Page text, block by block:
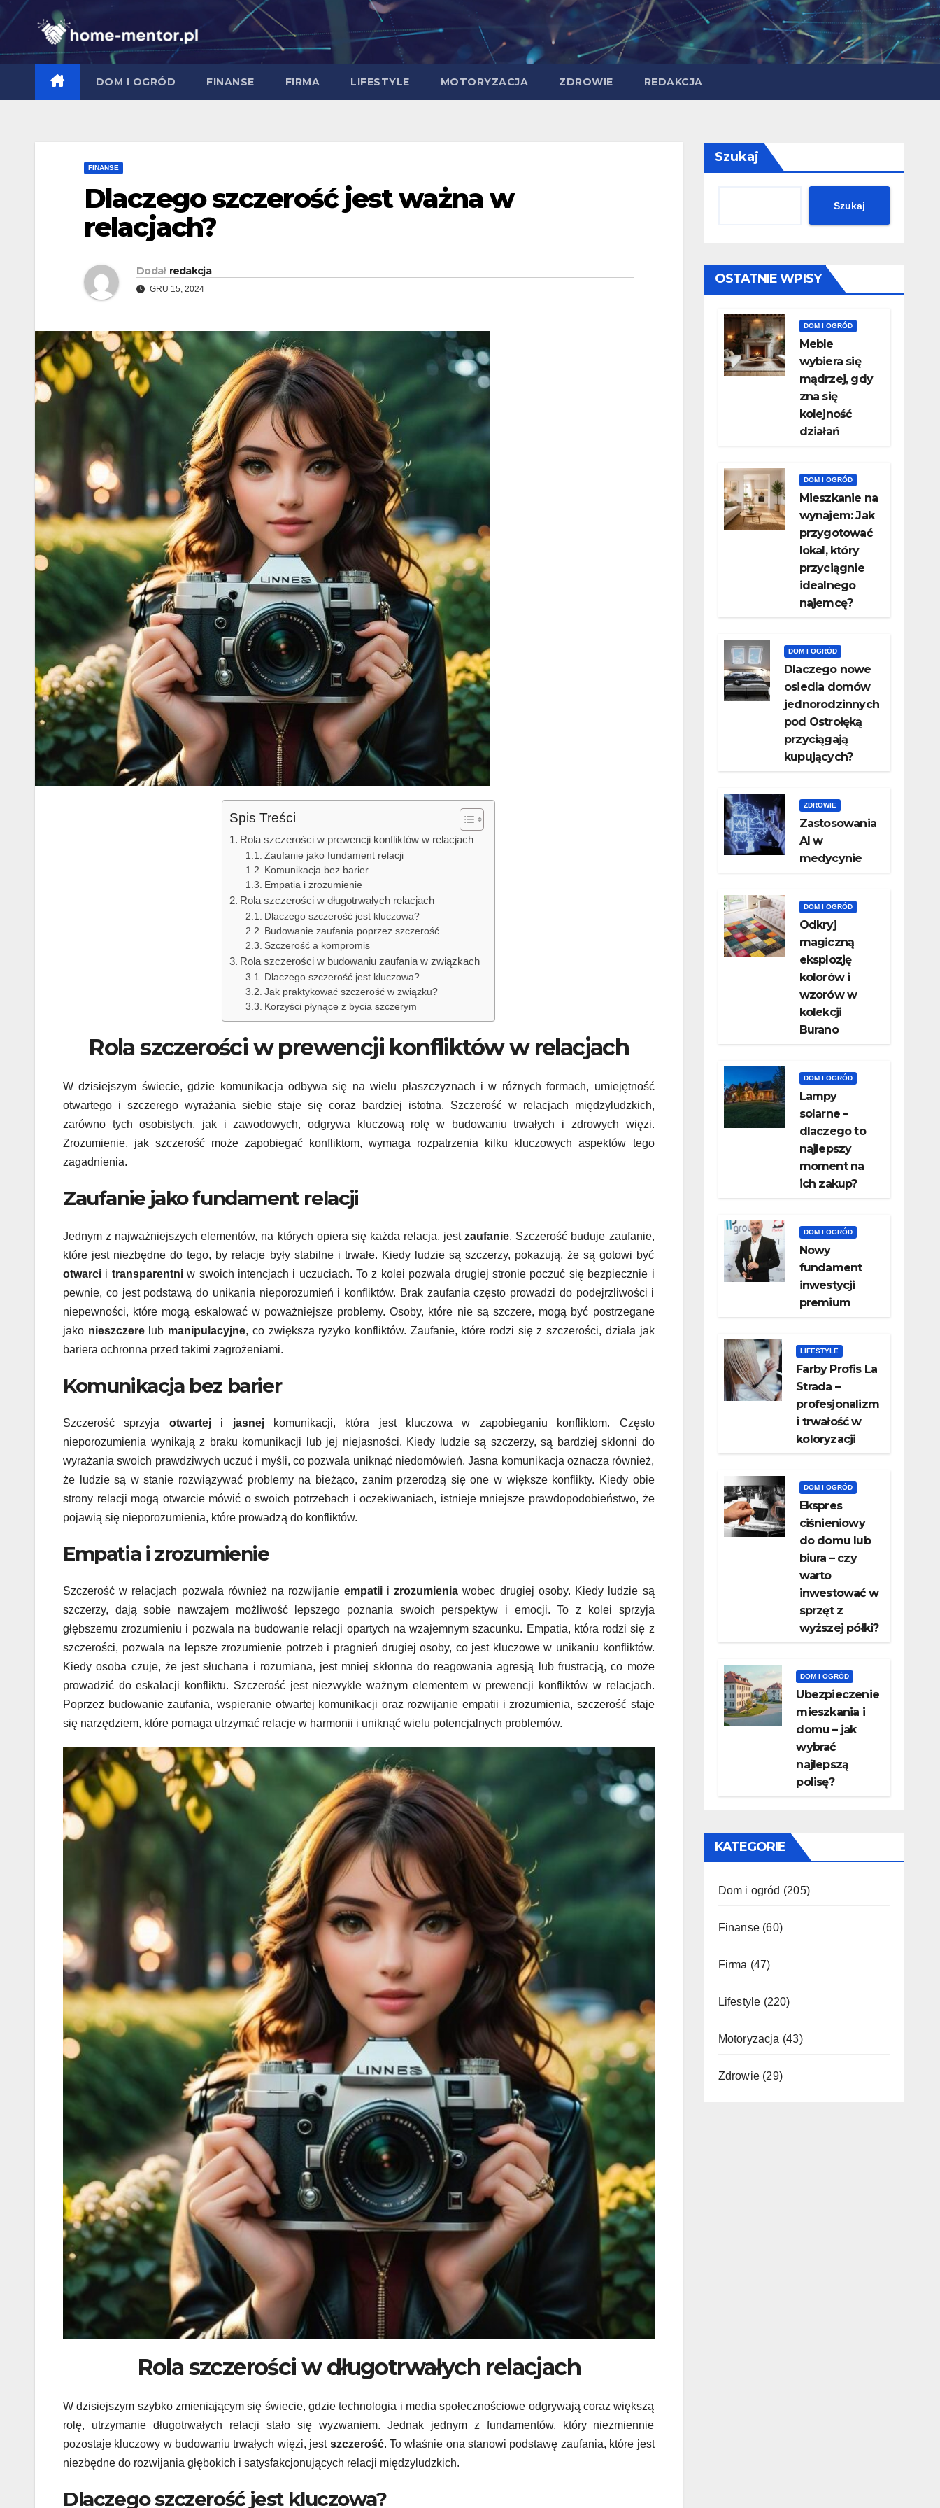
Skip
to
content
DOM I OGRÓD FINANSE FIRMA LIFESTYLE MOTORYZACJA ZDROWIE REDAKCJA
FINANSE
Dlaczego szczerość jest ważna w
relacjach?
Dodał redakcja
GRU 15, 2024
Spis Treści
Rola szczerości w prewencji konfliktów w relacjach
Zaufanie jako fundament relacji
Komunikacja bez barier
Empatia i zrozumienie
Rola szczerości w długotrwałych relacjach
Dlaczego szczerość jest kluczowa?
Budowanie zaufania poprzez szczerość
Szczerość a kompromis
Rola szczerości w budowaniu zaufania w związkach
Dlaczego szczerość jest kluczowa?
Jak praktykować szczerość w związku?
Korzyści płynące z bycia szczerym
Rola szczerości w prewencji konfliktów w relacjach
W dzisiejszym świecie, gdzie komunikacja odbywa się na wielu płaszczyznach i w różnych formach, umiejętność
otwartego i szczerego wyrażania siebie staje się coraz bardziej istotna. Szczerość w relacjach międzyludzkich,
zarówno tych osobistych, jak i zawodowych, odgrywa kluczową rolę w budowaniu trwałych i zdrowych więzi.
Zrozumienie, jak szczerość może zapobiegać konfliktom, wymaga rozpatrzenia kilku kluczowych aspektów tego
zagadnienia.
Zaufanie jako fundament relacji
Jednym z najważniejszych elementów, na których opiera się każda relacja, jestzaufanie. Szczerość buduje zaufanie,
które jest niezbędne do tego, by relacje były stabilne i trwałe. Kiedy ludzie są szczerzy, pokazują, że są gotowi być
otwarci i transparentniw swoich intencjach i uczuciach. To z kolei pozwala drugiej stronie poczuć się bezpiecznie i
pewnie, co jest podstawą do unikania nieporozumień i konfliktów. Brak zaufania często prowadzi do podejrzliwości i
niepewności, które mogą eskalować w poważniejsze problemy. Osoby, które nie są szczere, mogą być postrzegane
jako nieszczerelub manipulacyjne, co zwiększa ryzyko konfliktów. Zaufanie, które rodzi się z szczerości, działa jak
bariera ochronna przed takimi zagrożeniami.
Komunikacja bez barier
Szczerość sprzyja otwarteji jasnejkomunikacji, która jest kluczowa w zapobieganiu konfliktom. Często
nieporozumienia wynikają z braku komunikacji lub jej niejasności. Kiedy ludzie są szczerzy, są bardziej skłonni do
wyrażania swoich prawdziwych uczuć i myśli, co pozwala uniknąć niedomówień. Jasna komunikacja oznacza również,
że ludzie są w stanie rozwiązywać problemy na bieżąco, zanim przerodzą się one w większe konflikty. Kiedy obie
strony relacji mogą otwarcie mówić o swoich potrzebach i oczekiwaniach, istnieje mniejsze prawdopodobieństwo, że
pojawią się nieporozumienia, które prowadzą do konfliktów.
Empatia i zrozumienie
Szczerość w relacjach pozwala również na rozwijanie empatiiizrozumienia wobec drugiej osoby. Kiedy ludzie są
szczerzy, dają sobie nawzajem możliwość lepszego poznania swoich perspektyw i emocji. To z kolei sprzyja
głębszemu zrozumieniu i pozwala na budowanie relacji opartych na wzajemnym szacunku. Empatia, która rodzi się z
szczerości, pozwala na lepsze zrozumienie potrzeb i pragnień drugiej osoby, co jest kluczowe w unikaniu konfliktów.
Kiedy osoba czuje, że jest słuchana i rozumiana, jest mniej skłonna do reagowania agresją lub frustracją, co może
prowadzić do eskalacji konfliktu. Szczerość jest niezwykle ważnym elementem w prewencji konfliktów w relacjach.
Poprzez budowanie zaufania, wspieranie otwartej komunikacji oraz rozwijanie empatii i zrozumienia, szczerość staje
się narzędziem, które pomaga utrzymać relacje w harmonii i uniknąć wielu potencjalnych problemów.
Rola szczerości w długotrwałych relacjach
W dzisiejszym szybko zmieniającym się świecie, gdzie technologia i media społecznościowe odgrywają coraz większą
rolę, utrzymanie długotrwałych relacji stało się wyzwaniem. Jednak jednym z fundamentów, który niezmiennie
pozostaje kluczowy w budowaniu trwałych więzi, jest szczerość. To właśnie ona stanowi podstawę zaufania, które jest
niezbędne do rozwijania głębokich i satysfakcjonujących relacji międzyludzkich.
Dlaczego szczerość jest kluczowa?
Szukaj
Szukaj
OSTATNIE WPISY
DOM I OGRÓD
Meble
wybiera się
mądrzej, gdy
zna się
kolejność
działań
DOM I OGRÓD
Mieszkanie na
wynajem: Jak
przygotować
lokal, który
przyciągnie
idealnego
najemcę?
DOM I OGRÓD
Dlaczego nowe
osiedla domów
jednorodzinnych
pod Ostrołęką
przyciągają
kupujących?
ZDROWIE
Zastosowania
AI w
medycynie
DOM I OGRÓD
Odkryj
magiczną
eksplozję
kolorów i
wzorów w
kolekcji
Burano
DOM I OGRÓD
Lampy
solarne –
dlaczego to
najlepszy
moment na
ich zakup?
DOM I OGRÓD
Nowy
fundament
inwestycji
premium
LIFESTYLE
Farby Profis La
Strada –
profesjonalizm
i trwałość w
koloryzacji
DOM I OGRÓD
​Ekspres
ciśnieniowy
do domu lub
biura – czy
warto
inwestować w
sprzęt z
wyższej półki?
DOM I OGRÓD
Ubezpieczenie
mieszkania i
domu – jak
wybrać
najlepszą
polisę?
KATEGORIE
Dom i ogród (205)
Finanse(60)
Firma (47)
Lifestyle (220)
Motoryzacja (43)
Zdrowie(29)